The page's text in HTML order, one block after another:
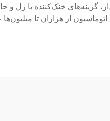
گزینه‌های خنک‌کننده با ژل و
از هزاران تا